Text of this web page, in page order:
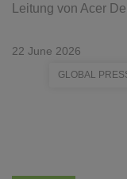
Leitung von Acer
22 June 2026
GLOBAL